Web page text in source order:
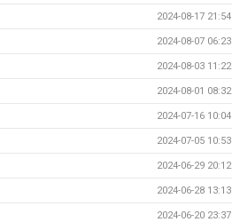
2024-08-17 21:54
2024-08-07 06:23
2024-08-03 11:22
2024-08-01 08:32
2024-07-16 10:04
2024-07-05 10:53
2024-06-29 20:12
2024-06-28 13:13
2024-06-20 23:37